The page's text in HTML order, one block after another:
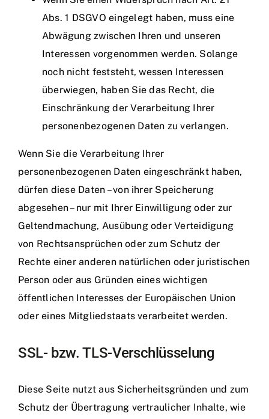
Abs. 1 DSGVO eingelegt haben, muss eine
Abwägung zwischen Ihren und unseren
Interessen vorgenommen werden. Solange
noch nicht feststeht, wessen Interessen
überwiegen, haben Sie das Recht, die
Einschränkung der Verarbeitung Ihrer
personenbezogenen Daten zu verlangen.
Wenn Sie die Verarbeitung Ihrer
personenbezogenen Daten eingeschränkt haben,
dürfen diese Daten – von ihrer Speicherung
abgesehen – nur mit Ihrer Einwilligung oder zur
Geltendmachung, Ausübung oder Verteidigung
von Rechtsansprüchen oder zum Schutz der
Rechte einer anderen natürlichen oder juristischen
Person oder aus Gründen eines wichtigen
öffentlichen Interesses der Europäischen Union
oder eines Mitgliedstaats verarbeitet werden.
SSL- bzw. TLS-Verschlüsselung
Diese Seite nutzt aus Sicherheitsgründen und zum
Schutz der Übertragung vertraulicher Inhalte, wie